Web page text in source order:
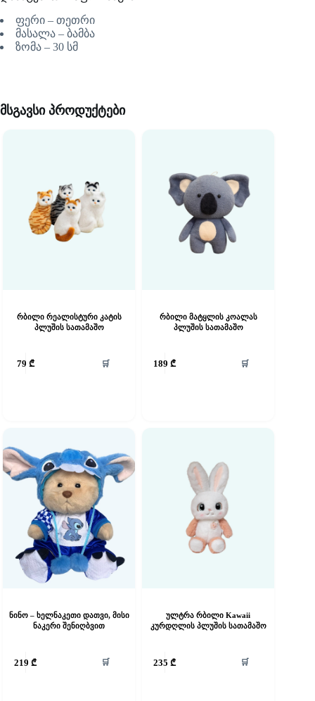
ფერი – თეთრი
მასალა – ბამბა
ზომა – 30 სმ
მსგავსი პროდუქტები
რბილი რეალისტური კატის
პლუშის სათამაშო
79 ₾ 🛒
რბილი მატყლის კოალას
პლუშის სათამაშო
189₾ 🛒
ნინო – ხელნაკეთი დათვი, მისი
ნაკერი შენიღბვით
219₾ 🛒
ულტრა რბილი Kawaii
კურდღლის პლუშის სათამაშო
235₾ 🛒